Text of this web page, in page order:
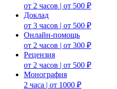
от 2 часов | от 500 ₽
Доклад
от 3 часов | от 500 ₽
Онлайн-помощь
от 2 часов | от 300 ₽
Рецензия
от 2 часов | от 500 ₽
Монография
2 часа | от 1000 ₽